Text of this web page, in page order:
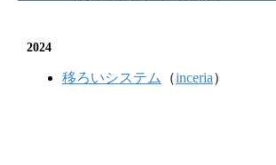
2024
移ろいシステム （inceria）